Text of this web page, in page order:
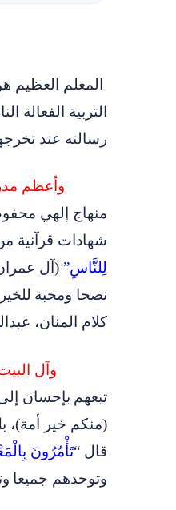
المعلم العظيم
التربية الفعالة
رسالته عند
وأعظم
منهاج إلهي
شهادات قرآنية
لِلنَّاسِ” (آل عمران/110)
نصحا ومحبة
كلام المنان،
وآل
تبعهم بإحسان
(منكم خير أمة)،
قال “تَأْمُرُونَ
وتوحدهم جميعا